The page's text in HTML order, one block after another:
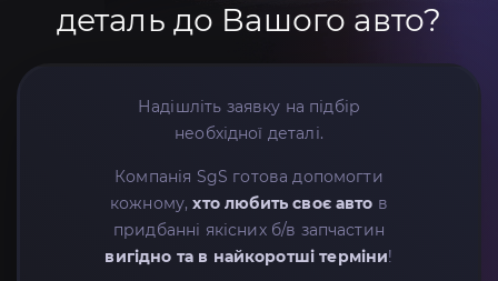
деталь до Вашого авто?
Надішліть заявку на підбір
необхідної деталі.
Компанія SgS готова допомогти
кожному,хто любить своє авто в
придбанні якісних б/в запчастин
вигідно та в найкоротші терміни!